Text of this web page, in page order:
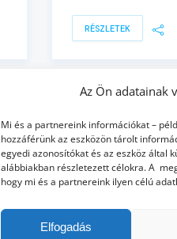
Az Ön adatainak
Mi és a partnereink információkat –
hozzáférünk az eszközön tárolt
egyedi azonosítókat és az eszköz által
alábbiakban részletezett célokra. A
hogy mi és a partnereink ilyen célú
Elfogadás
RÉSZLETEK